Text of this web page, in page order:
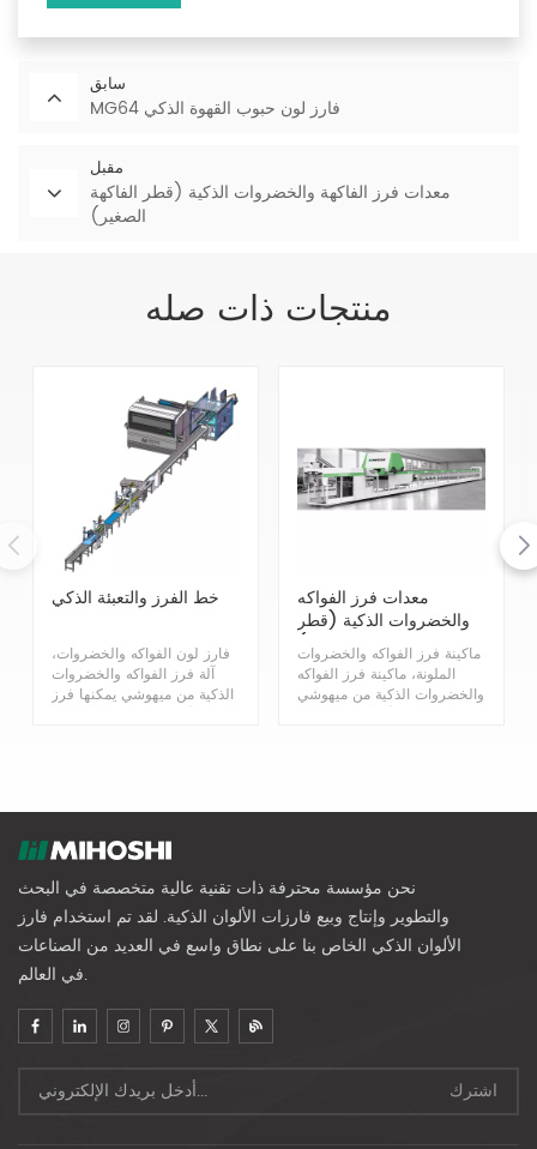
سابق
MG64 فارز لون حبوب القهوة الذكي
مقبل
معدات فرز الفاكهة والخضروات الذكية (قطر الفاكهة
الصغير)
منتجات ذات صله
خط الفرز والتعبئة الذكي
فارز لون الفواكه والخضروات،
آلة فرز الفواكه والخضروات
الذكية من ميهوشي يمكنها فرز
معدات فرز الفواكه
والخضروات الذكية (قطر
الفاكهة متوسط الحجم)
ماكينة فرز الفواكه والخضروات
الملونة، ماكينة فرز الفواكه
والخضروات الذكية من ميهوشي
نحن مؤسسة محترفة ذات تقنية عالية متخصصة في البحث
والتطوير وإنتاج وبيع فارزات الألوان الذكية. لقد تم استخدام فارز
الألوان الذكي الخاص بنا على نطاق واسع في العديد من الصناعات
في العالم.